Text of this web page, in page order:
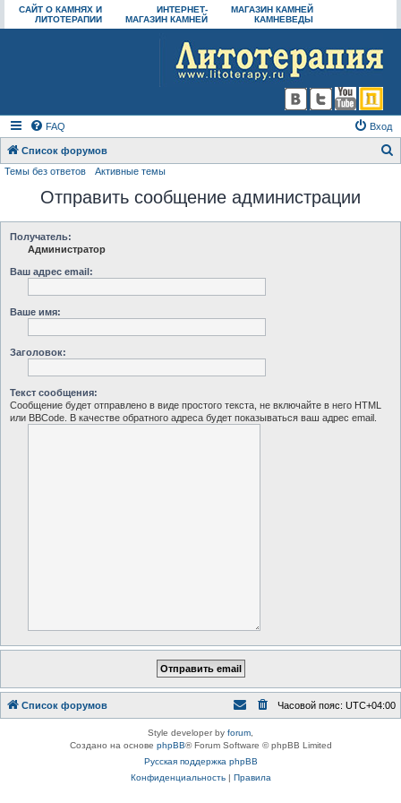
САЙТ О КАМНЯХ И
ЛИТОТЕРАПИИ
ИНТЕРНЕТ-
МАГАЗИН КАМНЕЙ
МАГАЗИН КАМНЕЙ
КАМНЕВЕДЫ
FAQ Вход
Список форумов
Темы без ответов Активные темы
Отправить сообщение администрации
Получатель:
Администратор
Ваш адрес email:
Ваше имя:
Заголовок:
Текст сообщения:
Сообщение будет отправлено в виде простого текста, не включайте в него HTML
или BBCode. В качестве обратного адреса будет показываться ваш адрес email.
Список форумов Часовой пояс: UTC+04:00
Style developer by forum
Создано на основе phpBB® Forum Software © phpBB Limited
Русская поддержка phpBB
Конфиденциальность| Правила